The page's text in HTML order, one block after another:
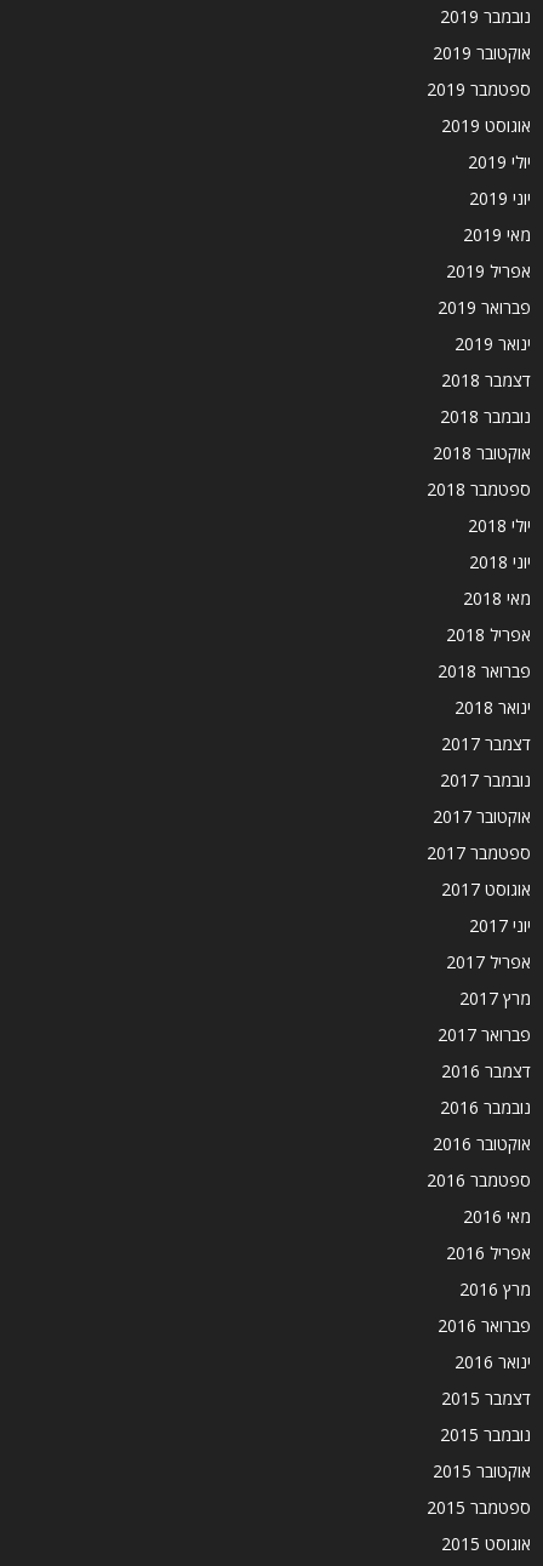
נובמבר 2019
אוקטובר 2019
ספטמבר 2019
אוגוסט 2019
יולי 2019
יוני 2019
מאי 2019
אפריל 2019
פברואר 2019
ינואר 2019
דצמבר 2018
נובמבר 2018
אוקטובר 2018
ספטמבר 2018
יולי 2018
יוני 2018
מאי 2018
אפריל 2018
פברואר 2018
ינואר 2018
דצמבר 2017
נובמבר 2017
אוקטובר 2017
ספטמבר 2017
אוגוסט 2017
יוני 2017
אפריל 2017
מרץ 2017
פברואר 2017
דצמבר 2016
נובמבר 2016
אוקטובר 2016
ספטמבר 2016
מאי 2016
אפריל 2016
מרץ 2016
פברואר 2016
ינואר 2016
דצמבר 2015
נובמבר 2015
אוקטובר 2015
ספטמבר 2015
אוגוסט 2015